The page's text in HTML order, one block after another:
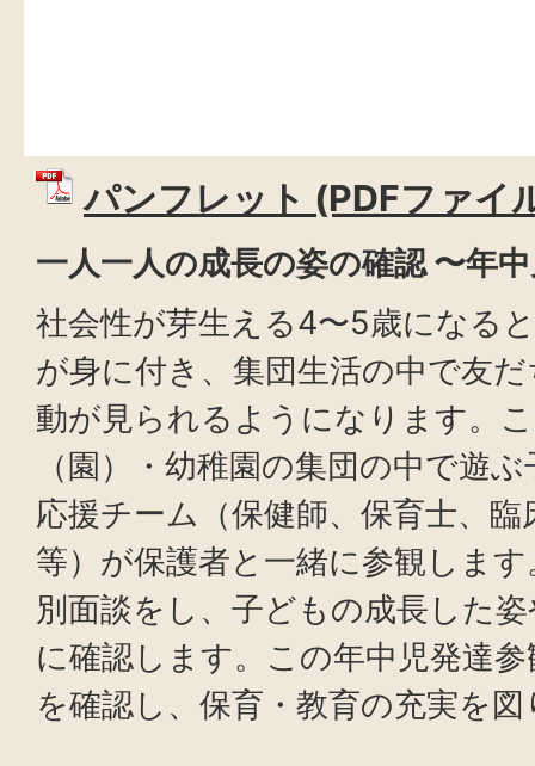
パンフレット (PDFファイ
一人一人の成長の姿の確認 〜年
社会性が芽生える4〜5歳になる
が身に付き、集団生活の中で友
動が見られるようになります。
（園）・幼稚園の集団の中で遊
応援チーム（保健師、保育士、
等）が保護者と一緒に参観しま
別面談をし、子どもの成長した
に確認します。この年中児発達
を確認し、保育・教育の充実を